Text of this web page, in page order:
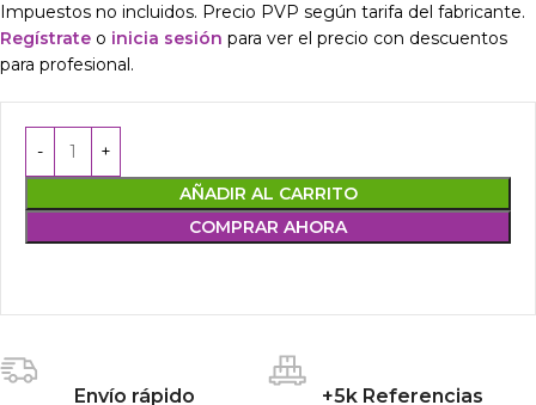
Impuestos no incluidos. Precio PVP según tarifa del fabricante.
Regístrate o inicia sesión para ver el precio con descuentos
para profesional.
AÑADIR AL CARRITO
COMPRAR AHORA
Envío rápido +5k Referencias